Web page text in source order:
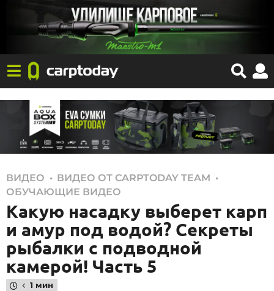
0
5
.
1
2
.
2
ВИДЕО ,ВИДЕО ОТ CARPTODAY TEAM
ОБУЧАЮЩИЕ ВИДЕО
Какую насадку выберет карп
и амур под водой? Секреты
рыбалки с подводной
камерой! Часть 5
1 мин